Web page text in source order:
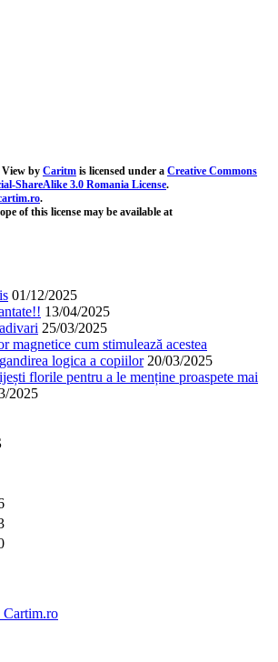
by Caritm is licensed under a Creative Commons
ShareAlike 3.0 Romania License.
.
of this license may be available at
01/12/2025
13/04/2025
25/03/2025
magnetice cum stimulează acestea
logica a copiilor 20/03/2025
florile pentru a le menține proaspete mai
2025